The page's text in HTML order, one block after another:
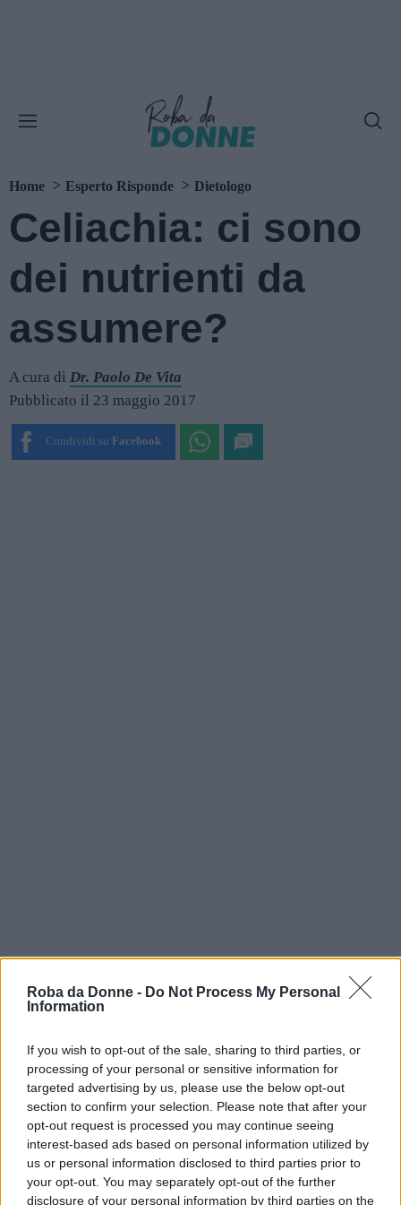
Roba da Donne - Do Not Process My Personal
Information
If you wish to opt-out of the sale, sharing to third parties, or
processing of your personal or sensitive information for
targeted advertising by us, please use the below opt-out
section to confirm your selection. Please note that after your
opt-out request is processed you may continue seeing
interest-based ads based on personal information utilized by
us or personal information disclosed to third parties prior to
your opt-out. You may separately opt-out of the further
disclosure of your personal information by third parties on the
Home Esperto Risponde Dietologo
Celiachia: ci sono
dei nutrienti da
assumere?
A cura di Dr. Paolo De Vita
Pubblicato il 23 maggio 2017
Condividi su Facebook
Serena F.
chiede:
Sono celiaca e volevo sapere se ci sono dei
nutrienti che un celiaco deve integrare